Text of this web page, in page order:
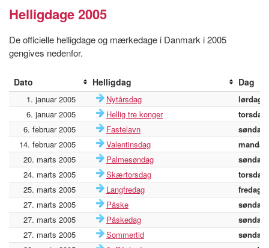
Helligdage 2005
De officielle helligdage og mærkedage i Danmark i 2005
gengives nedenfor.
Dato Helligdag Dag
1. januar 2005 Nytårsdag
lørdag
6. januar 2005
Hellig tre konger
torsdag
6. februar 2005
Fastelavn
søndag
14. februar 2005
Valentinsdag
mandag
20. marts 2005
Palmesøndag
søndag
24. marts 2005
Skærtorsdag
torsdag
25. marts 2005
Langfredag
fredag
27. marts 2005
Påske
søndag
27. marts 2005
Påskedag
søndag
27. marts 2005
Sommertid
søndag